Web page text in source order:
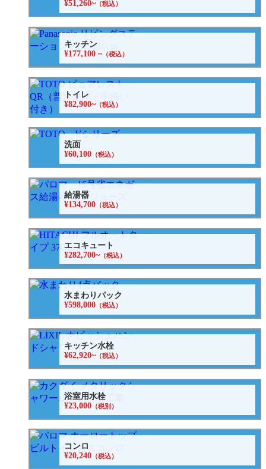
¥51,260~（税込）
キッチン
¥177,100 ~（税込）
トイレ
¥82,900~（税込）
洗面
¥60,100 （税込）
給湯器
¥134,700 （税込）
エコキュート
¥282,700~（税込）
水まわりパック
¥598,000 （税込）
キッチン水栓
¥62,920~（税込）
浴室用水栓
¥23,000 （税別）
コンロ
¥20,240 （税込）